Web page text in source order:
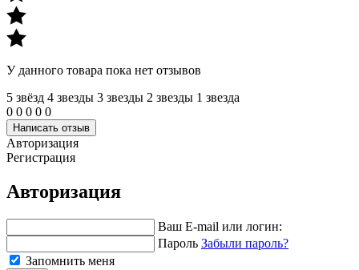
У данного товара пока нет отзывов
5 звёзд 4 звeзды 3 звeзды 2 звeзды 1 звeзда
0 0 0 0 0
Написать отзыв
Авторизация
Регистрация
Авторизация
Ваш E-mail или логин:
Пароль Забыли пароль?
Запомнить меня